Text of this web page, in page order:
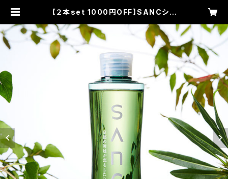
【２本set 1000円OFF】SANCシャ
シリーズ